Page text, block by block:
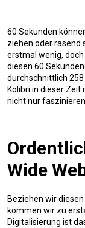
60 Sekunden
ziehen oder rasend
erstmal wenig,
diesen 60
durchschnittlich
Kolibri in dieser Zeit
nicht nur
Wide
Beziehen wir
kommen wir zu
Digitalisierung ist